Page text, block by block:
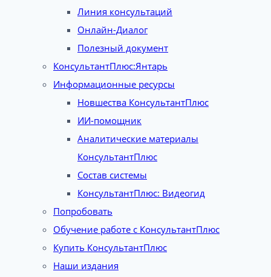
Линия консультаций
Онлайн-Диалог
Полезный документ
КонсультантПлюс:Янтарь
Информационные ресурсы
Новшества КонсультантПлюс
ИИ-помощник
Аналитические материалы
КонсультантПлюс
Состав системы
КонсультантПлюс: Видеогид
Попробовать
Обучение работе с КонсультантПлюс
Купить КонсультантПлюс
Наши издания